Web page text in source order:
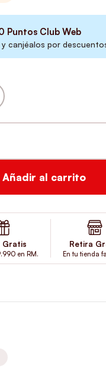
Puntos Club Web
canjéalos por
120 PASTILLAS
Añadir al carrito
Gratis
en RM.
Retira
En tu tienda